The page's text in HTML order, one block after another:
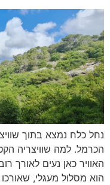
נחל כלח נמצא בתוך
הכרמל. למה שוויצריה
האוויר כאן נעים לאורך